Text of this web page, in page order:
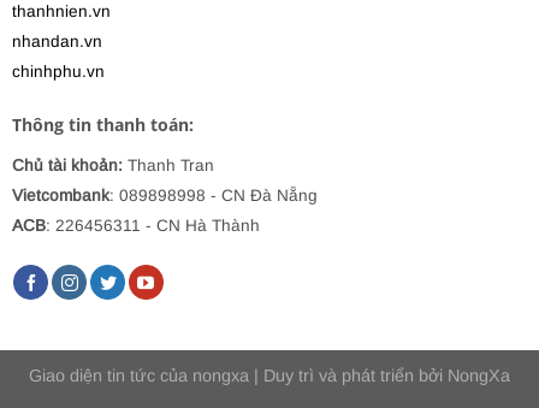
thanhnien.vn
nhandan.vn
chinhphu.vn
Thông tin thanh toán:
Chủ tài khoản: Thanh Tran
Vietcombank: 089898998 - CN Đà Nẵng
ACB: 226456311 - CN Hà Thành
Giao diện tin tức của nongxa | Duy trì và phát triển bởi NongXa